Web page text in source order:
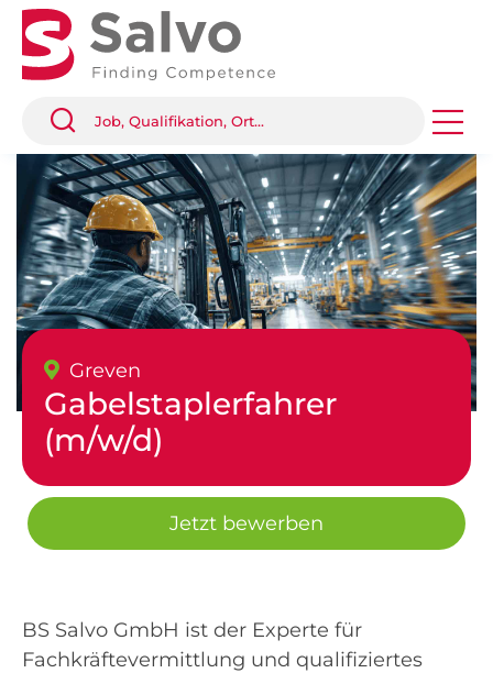
Greven
Gabelstaplerfahrer
(m/w/d)
Jetzt bewerben
BS Salvo GmbH ist der Experte für
Fachkräftevermittlung und qualifiziertes